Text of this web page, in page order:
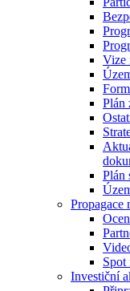
Vize
Plán
Plán
Propagace
Spot
Investiční